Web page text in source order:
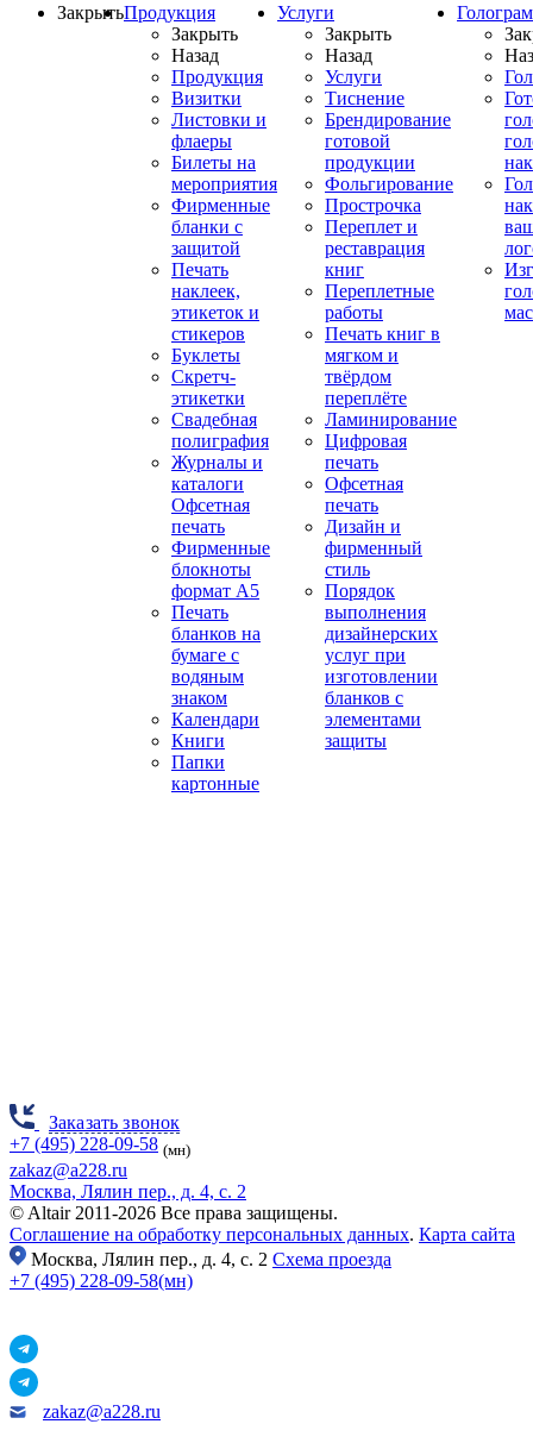
ЗакрытьПродукция
Закрыть
Назад
Продукция
Визитки
Листовки и
флаеры
Билеты на
мероприятия
Фирменные
бланки с
защитой
Печать
наклеек,
этикеток и
стикеров
Буклеты
Скретч-
этикетки
Свадебная
полиграфия
Журналы и
каталоги
Офсетная
печать
Фирменные
блокноты
формат А5
Печать
бланков на
бумаге с
водяным
знаком
Календари
Книги
Папки
картонные
Услуги
Закрыть
Назад
Услуги
Тиснение
Брендирование
готовой
продукции
Фольгирование
Прострочка
Переплет и
реставрация
книг
Переплетные
работы
Печать книг в
мягком и
твёрдом
переплёте
Ламинирование
Цифровая
печать
Офсетная
печать
Дизайн и
фирменный
стиль
Порядок
выполнения
дизайнерских
услуг при
изготовлении
бланков с
элементами
защиты
Заказать звонок
+7 (495) 228-09-58 (мн)
zakaz@a228.ru
Москва, Лялин пер., д. 4, с. 2
© Altair 2011-2026 Все права защищены.
Соглашение на обработку персональных данных. Карта сайта
Москва, Лялин пер., д. 4, с. 2 Схема проезда
+7 (495) 228-09-58(мн)
zakaz@a228.ru